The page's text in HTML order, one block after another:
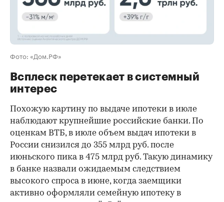
Фото: «Дом.РФ»
Всплеск перетекает в системный
интерес
Похожую картину по выдаче ипотеки в июле
наблюдают крупнейшие российские банки. По
оценкам ВТБ, в июле объем выдач ипотеки в
России снизился до 355 млрд руб. после
июньского пика в 475 млрд руб. Такую динамику
в банке назвали ожидаемым следствием
высокого спроса в июне, когда заемщики
активно оформляли семейную ипотеку в